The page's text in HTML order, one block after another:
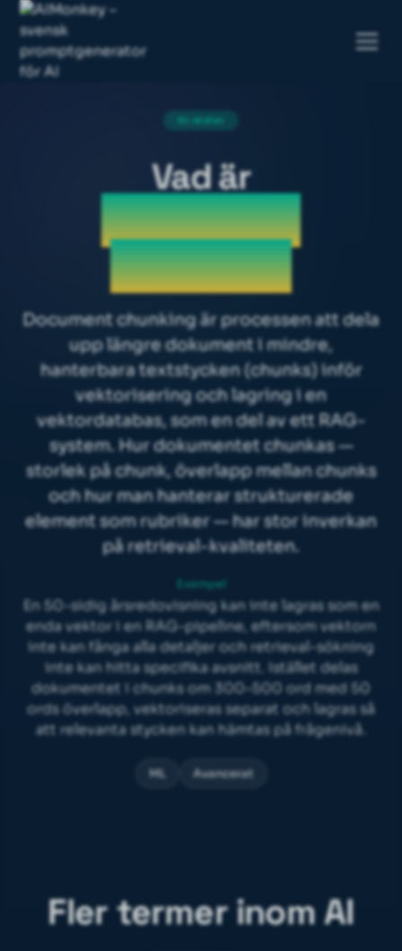
AI-skolan
Vad är
Document
chunking
Document chunking är processen att dela
upp längre dokument i mindre,
hanterbara textstycken (chunks) inför
vektorisering och lagring i en
vektordatabas, som en del av ett RAG-
system. Hur dokumentet chunkas —
storlek på chunk, överlapp mellan chunks
och hur man hanterar strukturerade
element som rubriker — har stor inverkan
på retrieval-kvaliteten.
Exempel
En 50-sidig årsredovisning kan inte lagras som en
enda vektor i en RAG-pipeline, eftersom vektorn
inte kan fånga alla detaljer och retrieval-sökning
inte kan hitta specifika avsnitt. Istället delas
dokumentet i chunks om 300–500 ord med 50
ords överlapp, vektoriseras separat och lagras så
att relevanta stycken kan hämtas på frågenivå.
ML Avancerat
Fler termer inom AI